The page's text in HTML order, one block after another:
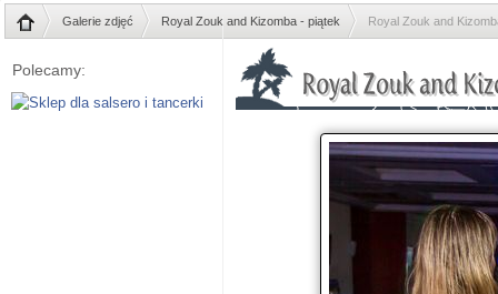
Galerie zdjęć Royal Zouk and Kizomba - piątek Royal Zouk and
Polecamy: